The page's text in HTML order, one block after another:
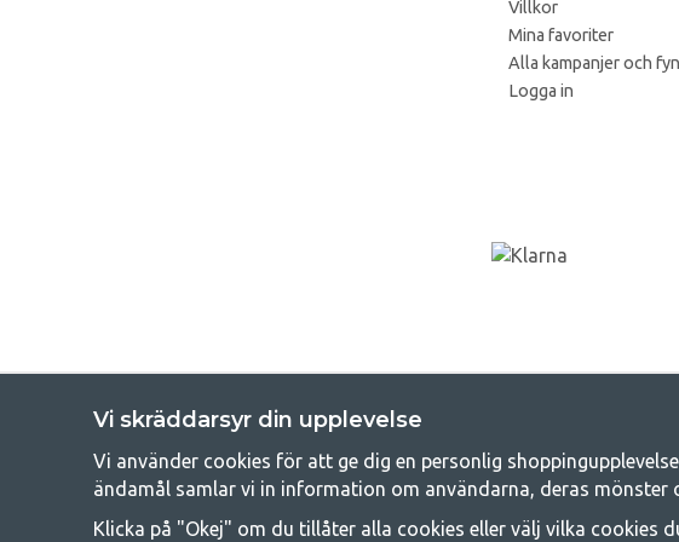
Villkor
Mina favoriter
Alla kampanjer och
Logga in
råd med att campa så därför erbjuder vi riktigt bra priser på familjetält,
Vi skräddarsyr din upplevelse
Vi använder cookies för att ge dig en personlig
ändamål samlar vi in information om användarna, deras mönster
Klicka på "Okej" om du tillåter alla cookies eller välj vilka cookies